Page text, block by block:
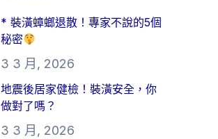
* 裝潢蟑螂退散！專家不說的5個
秘密
3 3 月, 2026
地震後居家健檢！裝潢安全，你
做對了嗎？
3 3 月, 2026